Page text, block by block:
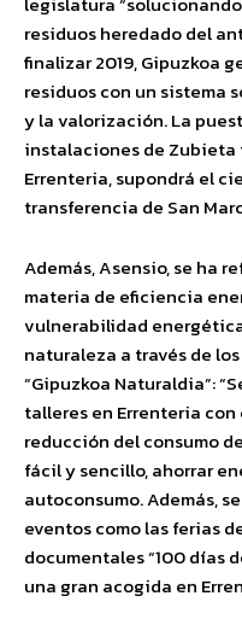
residuos heredado del
finalizar 2019, Gipuzkoa
residuos con un sistema
y la valorización. La
instalaciones de Zubieta
Errenteria, supondrá el
transferencia de San
Además, Asensio, se ha
materia de eficiencia
vulnerabilidad
naturaleza a través de
“Gipuzkoa Naturaldia”:
talleres en Errenteria
reducción del consumo
fácil y sencillo, ahorrar
autoconsumo. Además,
eventos como las ferias
documentales “100 días
una gran acogida en